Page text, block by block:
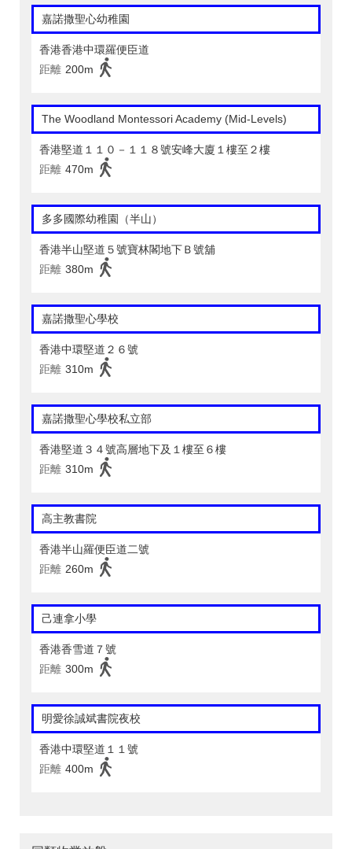
嘉諾撒聖心幼稚園
香港香港中環羅便臣道
距離 200m
The Woodland Montessori Academy (Mid-Levels)
香港堅道１１０－１１８號安峰大廈１樓至２樓
距離 470m
多多國際幼稚園（半山）
香港半山堅道５號寶林閣地下Ｂ號舖
距離 380m
嘉諾撒聖心學校
香港中環堅道２６號
距離 310m
嘉諾撒聖心學校私立部
香港堅道３４號高層地下及１樓至６樓
距離 310m
高主教書院
香港半山羅便臣道二號
距離 260m
己連拿小學
香港香雪道７號
距離 300m
明愛徐誠斌書院夜校
香港中環堅道１１號
距離 400m